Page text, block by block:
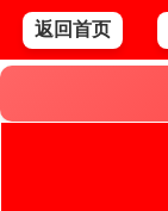
返回首页